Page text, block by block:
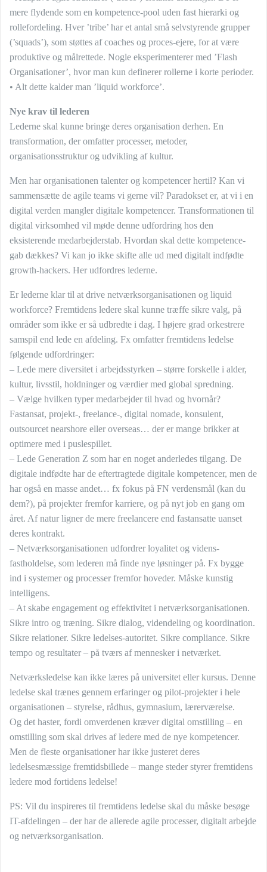
mere flydende som en kompetence-pool uden fast hierarki og
rollefordeling. Hver ’tribe’ har et antal små selvstyrende grupper
(’squads’), som støttes af coaches og proces-ejere, for at være
produktive og målrettede. Nogle eksperimenterer med ’Flash
Organisationer’, hvor man kun definerer rollerne i korte perioder.
• Alt dette kalder man ’liquid workforce’.
Nye krav til lederen
Lederne skal kunne bringe deres organisation derhen. En
transformation, der omfatter processer, metoder,
organisationsstruktur og udvikling af kultur.
Men har organisationen talenter og kompetencer hertil? Kan vi
sammensætte de agile teams vi gerne vil? Paradokset er, at vi i en
digital verden mangler digitale kompetencer. Transformationen til
digital virksomhed vil møde denne udfordring hos den
eksisterende medarbejderstab. Hvordan skal dette kompetence-
gab dækkes? Vi kan jo ikke skifte alle ud med digitalt indfødte
growth-hackers. Her udfordres lederne.
Er lederne klar til at drive netværksorganisationen og liquid
workforce? Fremtidens ledere skal kunne træffe sikre valg, på
områder som ikke er så udbredte i dag. I højere grad orkestrere
samspil end lede en afdeling. Fx omfatter fremtidens ledelse
følgende udfordringer:
– Lede mere diversitet i arbejdsstyrken – større forskelle i alder,
kultur, livsstil, holdninger og værdier med global spredning.
– Vælge hvilken typer medarbejder til hvad og hvornår?
Fastansat, projekt-, freelance-, digital nomade, konsulent,
outsourcet nearshore eller overseas… der er mange brikker at
optimere med i puslespillet.
– Lede Generation Z som har en noget anderledes tilgang. De
digitale indfødte har de eftertragtede digitale kompetencer, men de
har også en masse andet… fx fokus på FN verdensmål (kan du
dem?), på projekter fremfor karriere, og på nyt job en gang om
året. Af natur ligner de mere freelancere end fastansatte uanset
deres kontrakt.
– Netværksorganisationen udfordrer loyalitet og videns-
fastholdelse, som lederen må finde nye løsninger på. Fx bygge
ind i systemer og processer fremfor hoveder. Måske kunstig
intelligens.
– At skabe engagement og effektivitet i netværksorganisationen.
Sikre intro og træning. Sikre dialog, videndeling og koordination.
Sikre relationer. Sikre ledelses-autoritet. Sikre compliance. Sikre
tempo og resultater – på tværs af mennesker i netværket.
Netværksledelse kan ikke læres på universitet eller kursus. Denne
ledelse skal trænes gennem erfaringer og pilot-projekter i hele
organisationen – styrelse, rådhus, gymnasium, lærerværelse.
Og det haster, fordi omverdenen kræver digital omstilling – en
omstilling som skal drives af ledere med de nye kompetencer.
Men de fleste organisationer har ikke justeret deres
ledelsesmæssige fremtidsbillede – mange steder styrer fremtidens
ledere mod fortidens ledelse!
PS: Vil du inspireres til fremtidens ledelse skal du måske besøge
IT-afdelingen – der har de allerede agile processer, digitalt arbejde
og netværksorganisation.